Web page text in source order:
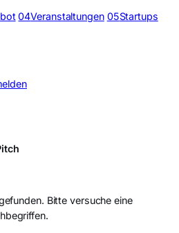
04Veranstaltungen 05Startups
Bitte versuche eine